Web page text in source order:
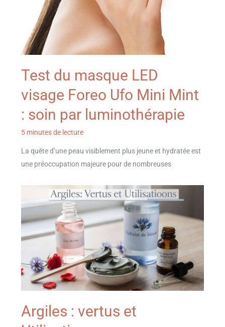
Test du masque LED
visage Foreo Ufo Mini Mint
: soin par luminothérapie
5 minutes de lecture
La quête d’une peau visiblement plus jeune et hydratée est
une préoccupation majeure pour de nombreuses
Argiles : vertus et